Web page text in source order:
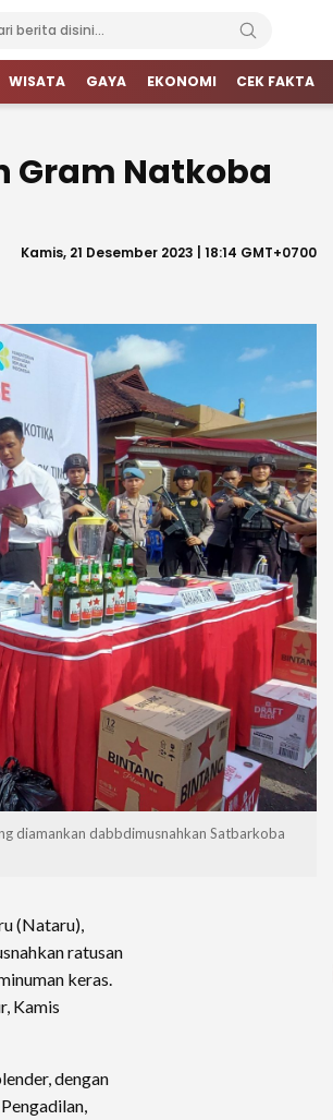
WISATA GAYA EKONOMI CEK FAKTA
Gram Natkoba
Kamis, 21 Desember 2023 | 18:14 GMT+0700
diamankan dabbdimusnahkan Satbarkoba
(Nataru),
ratusan
keras.
Kamis
dengan